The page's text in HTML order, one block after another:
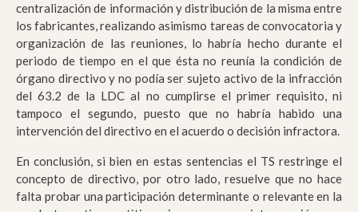
centralización de información y distribución de la misma entre
los fabricantes, realizando asimismo tareas de convocatoria y
organización de las reuniones, lo habría hecho durante el
periodo de tiempo en el que ésta no reunía la condición de
órgano directivo y no podía ser sujeto activo de la infracción
del 63.2 de la LDC al no cumplirse el primer requisito, ni
tampoco el segundo, puesto que no habría habido una
intervención del directivo en el acuerdo o decisión infractora.
En conclusión, si bien en estas sentencias el TS restringe el
concepto de directivo, por otro lado, resuelve que no hace
falta probar una participación determinante o relevante en la